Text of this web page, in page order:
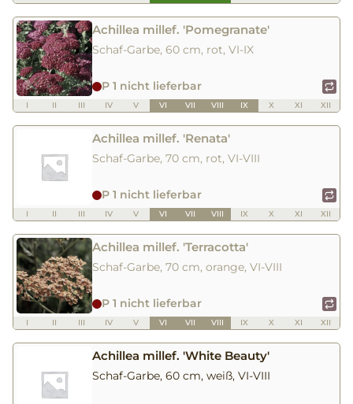
Achillea millef. 'Pomegranate'
Schaf-Garbe, 60 cm, rot, VI-IX
P 1 nicht lieferbar
I II III IV V VI VII VIII IX X XI XII
Achillea millef. 'Renata'
Schaf-Garbe, 70 cm, rot, VI-VIII
P 1 nicht lieferbar
I II III IV V VI VII VIII IX X XI XII
Achillea millef. 'Terracotta'
Schaf-Garbe, 70 cm, orange, VI-VIII
P 1 nicht lieferbar
I II III IV V VI VII VIII IX X XI XII
Achillea millef. 'White Beauty'
Schaf-Garbe, 60 cm, weiß, VI-VIII